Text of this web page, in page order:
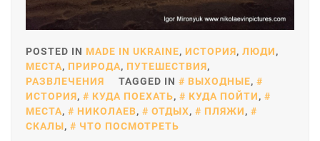
POSTED IN MADE IN UKRAINE, ИСТОРИЯ, ЛЮДИ,
МЕСТА, ПРИРОДА, ПУТЕШЕСТВИЯ,
РАЗВЛЕЧЕНИЯ
TAGGED IN ВЫХОДНЫЕ,
ИСТОРИЯ, КУДА ПОЕХАТЬ, КУДА ПОЙТИ,
МЕСТА, НИКОЛАЕВ, ОТДЫХ, ПЛЯЖИ,
СКАЛЫ, ЧТО ПОСМОТРЕТЬ